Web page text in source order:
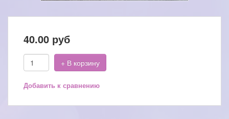
40.00 руб
+ В корзину
Добавить к сравнению